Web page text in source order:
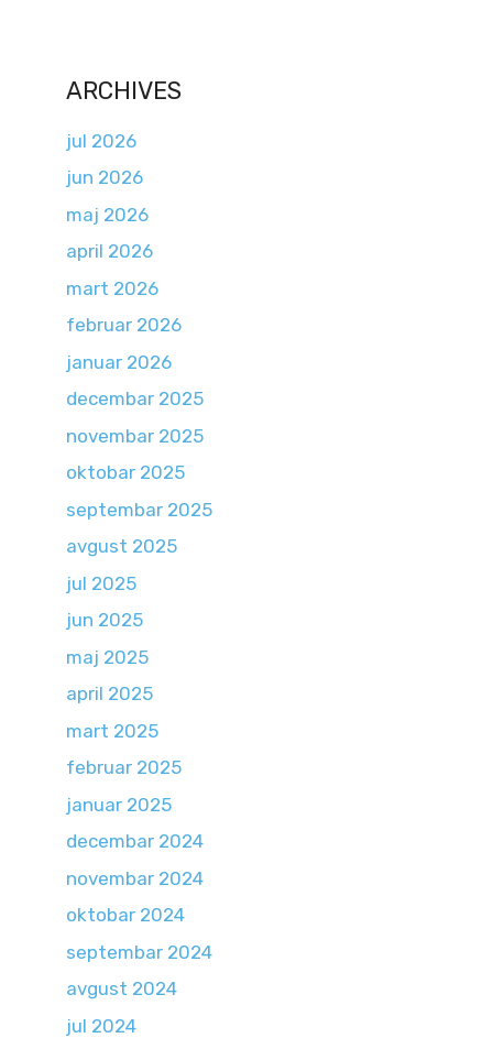
ARCHIVES
jul 2026
jun 2026
maj 2026
april 2026
mart 2026
februar 2026
januar 2026
decembar 2025
novembar 2025
oktobar 2025
septembar 2025
avgust 2025
jul 2025
jun 2025
maj 2025
april 2025
mart 2025
februar 2025
januar 2025
decembar 2024
novembar 2024
oktobar 2024
septembar 2024
avgust 2024
jul 2024